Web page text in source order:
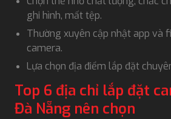
ghi hình, mất tệp.
Thường xuyên cập nhật app và
camera.
Lựa chọn địa điểm lắp đặt
Top 6 địa chỉ lắp đặt
Đà Nẵng nên chọn